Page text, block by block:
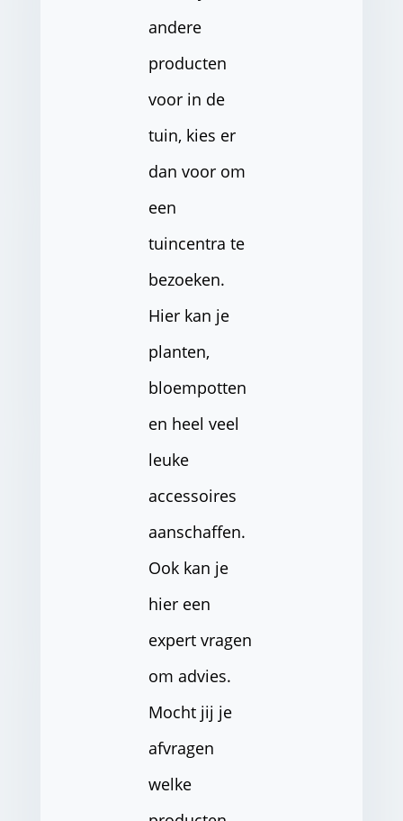
andere
producten
voor in de
tuin, kies er
dan voor om
een
tuincentra te
bezoeken.
Hier kan je
planten,
bloempotten
en heel veel
leuke
accessoires
aanschaffen.
Ook kan je
hier een
expert vragen
om advies.
Mocht jij je
afvragen
welke